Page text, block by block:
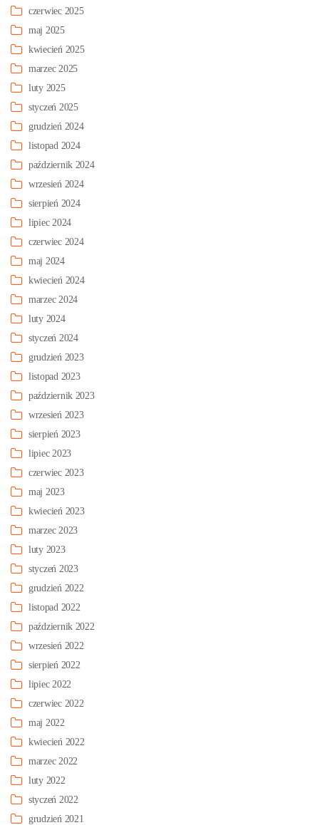
czerwiec 2025
maj 2025
kwiecień 2025
marzec 2025
luty 2025
styczeń 2025
grudzień 2024
listopad 2024
październik 2024
wrzesień 2024
sierpień 2024
lipiec 2024
czerwiec 2024
maj 2024
kwiecień 2024
marzec 2024
luty 2024
styczeń 2024
grudzień 2023
listopad 2023
październik 2023
wrzesień 2023
sierpień 2023
lipiec 2023
czerwiec 2023
maj 2023
kwiecień 2023
marzec 2023
luty 2023
styczeń 2023
grudzień 2022
listopad 2022
październik 2022
wrzesień 2022
sierpień 2022
lipiec 2022
czerwiec 2022
maj 2022
kwiecień 2022
marzec 2022
luty 2022
styczeń 2022
grudzień 2021